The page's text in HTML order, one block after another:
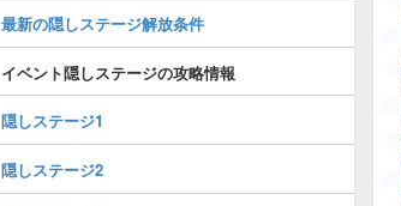
最新の隠しステージ解放条件
イベント隠しステージの攻略情報
隠しステージ1
隠しステージ2